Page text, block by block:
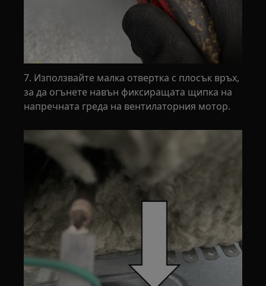
7. Използвайте малка отвертка с плосък връх,
за да огънете навън фиксиращата щипка на
напречната греда на вентилаторния мотор.